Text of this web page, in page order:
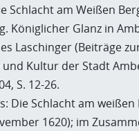
Schlacht am Weißen
Königlicher Glanz in
Laschinger (Beiträge
und Kultur der Stadt
S. 12-26.
Die Schlacht am weißen
1620); im